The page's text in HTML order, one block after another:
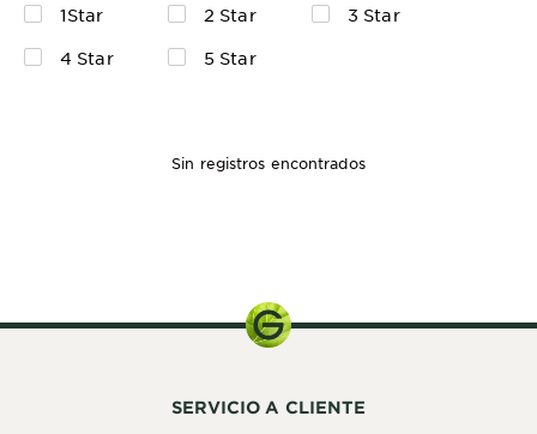
1Star 2 Star
3 Star
4 Star
5 Star
Sin registros encontrados
SERVICIO A CLIENTE